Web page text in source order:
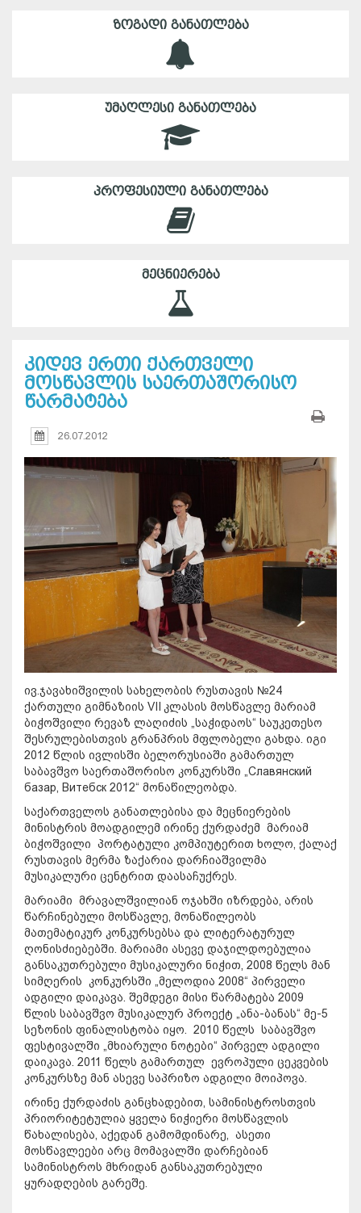
ᲖᲝᲒᲐᲓᲘ ᲒᲐᲜᲐᲗᲚᲔᲑᲐ
ᲣᲛᲐᲦᲚᲔᲡᲘ ᲒᲐᲜᲐᲗᲚᲔᲑᲐ
ᲞᲠᲝᲤᲔᲡᲘᲣᲚᲘ ᲒᲐᲜᲐᲗᲚᲔᲑᲐ
ᲛᲔᲪᲜᲘᲔᲠᲔᲑᲐ
კიდევ ერთი ქართველი
მოსწავლის საერთაშორისო
წარმატება
26.07.2012
ივ.ჯავახიშვილის სახელობის რუსთავის №24
ქართული გიმნაზიის VII
კლასის მოსწავლე მარიამ
ბიჭოშვილი რევაზ ლაღიძის „საჭიდაოს“ საუკეთესო
შესრულებისთვის გრანპრის მფლობელი გახდა. იგი
2012 წლის ივლისში ბელორუსიაში გამართულ
საბავშვო საერთაშორისო კონკურსში „Славянский
базар, Витебск 2012“ მონაწილეობდა.
საქართველოს განათლებისა და მეცნიერების
მინისტრის მოადგილემ ირინე ქურდაძემ მარიამ
ბიჭოშვილი პორტატული კომპიუტერით ხოლო, ქალაქ
რუსთავის მერმა ზაქარია დარჩიაშვილმა
მუსიკალური ცენტრით დაასაჩუქრეს.
მარიამი მრავალშვილიან ოჯახში იზრდება, არის
წარჩინებული მოსწავლე, მონაწილეობს
მათემატიკურ კონკურსებსა და ლიტერატურულ
ღონისძიებებში. მარიამი ასევე დაჯილდოებულია
განსაკუთრებული მუსიკალური ნიჭით, 2008 წელს მან
სიმღერის კონკურსში „მელოდია 2008“ პირველი
ადგილი დაიკავა. შემდეგი მისი წარმატება 2009
წლის საბავშვო მუსიკალურ პროექტ „ანა-ბანას“ მე-5
სეზონის ფინალისტობა იყო. 2010 წელს საბავშვო
ფესტივალში „მხიარული ნოტები“ პირველ ადგილი
დაიკავა. 2011 წელს გამართულ ევროპული ცეკვების
კონკურსზე მან ასევე საპრიზო ადგილი მოიპოვა.
ირინე ქურდაძის განცხადებით, სამინისტროსთვის
პრიორიტეტულია ყველა ნიჭიერი მოსწავლის
წახალისება, აქედან გამომდინარე, ასეთი
მოსწავლეები არც მომავალში დარჩებიან
სამინისტროს მხრიდან განსაკუთრებული
ყურადღების გარეშე.